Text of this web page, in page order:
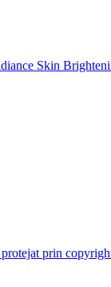
Skin
prin